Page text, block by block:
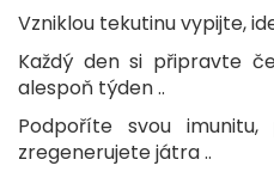
Vzniklou tekutinu vypijte,
Každý den si připravte
alespoň týden ..
Podpoříte svou
zregenerujete játra ..